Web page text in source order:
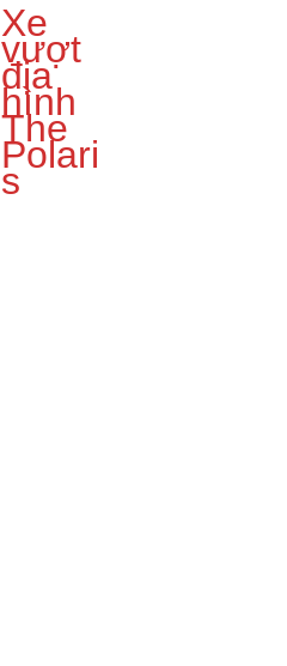
Xe
vượt
địa
hình
The
Polari
s